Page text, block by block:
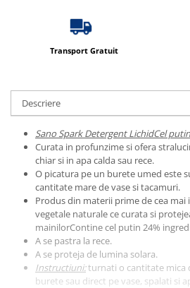
Transport Gratuit
Descriere
Sano Spark Detergent LichidCel
Curata in profunzime si ofera
chiar si in apa calda sau rece.
O picatura pe un burete umed este
cantitate mare de vase si tacamuri.
Produs din materii prime de cea
vegetale naturale ce curata si
mainilorContine cel putin 24%
A se pastra la rece.
A se proteja de lumina solara.
Instructiuni:turnati o cantitate mica
burete sau direct pe vase, spalati si